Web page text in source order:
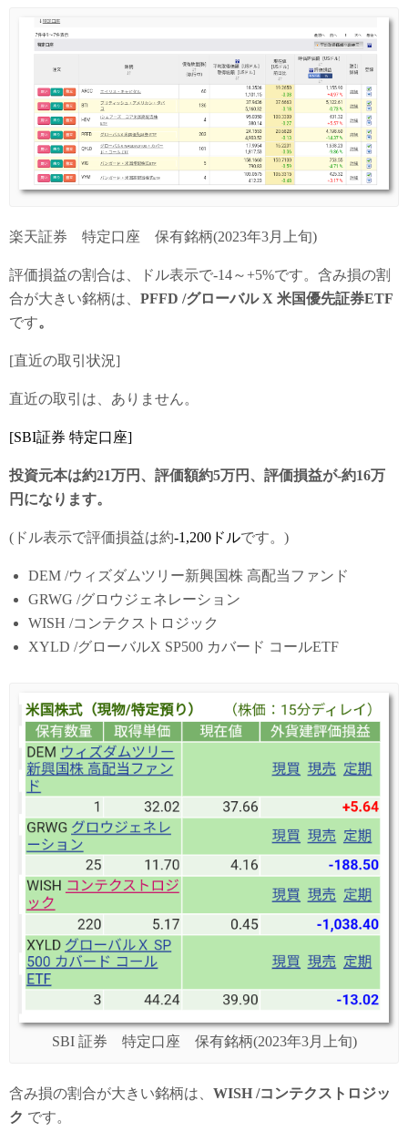
楽天証券 特定口座 保有銘柄(2023年3月上旬)
評価損益の割合は、ドル表示で-14～+5%です。含み損の割
合が大きい銘柄は、 PFFD /グローバル X 米国優先証券ETF
です。
[直近の取引状況]
直近の取引は、ありません。
[SBI証券 特定口座]
投資元本は約21万円、評価額約5万円、評価損益が-約16万
円になります。
(ドル表示で評価損益は約-1,200ドルです。)
DEM /ウィズダムツリー新興国株 高配当ファンド
GRWG /グロウジェネレーション
WISH /コンテクストロジック
XYLD /グローバルX SP500 カバード コールETF
SBI 証券 特定口座 保有銘柄(2023年3月上旬)
含み損の割合が大きい銘柄は、 WISH /コンテクストロジッ
ク です。